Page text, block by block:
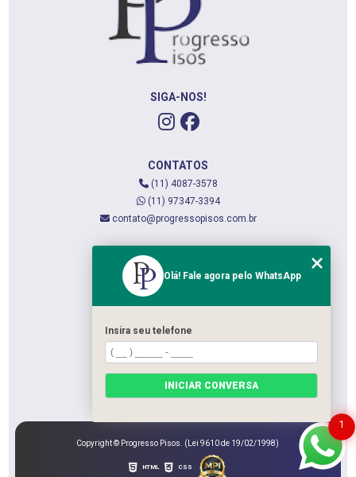
SIGA-NOS!
CONTATOS
(11) 4087-3578
(11) 97347-3394
contato@progressopisos.com.br
QUEM SOMOS
SERVIÇOS
CATEGORIAS
Copyright © Progresso Pisos. (Lei 9610 de 19/02/1998)
HTML CSS
1
Olá! Fale agora pelo WhatsApp
Insira seu telefone
INICIAR CONVERSA